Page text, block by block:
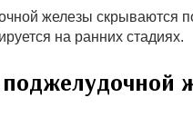
железы скрываются
на ранних стадиях.